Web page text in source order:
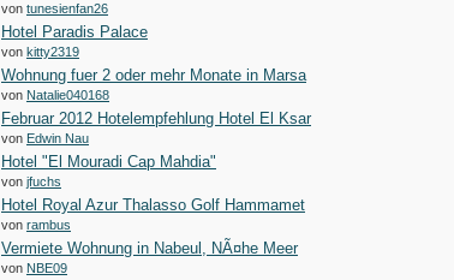
von tunesienfan26
Hotel Paradis Palace
von kitty2319
Wohnung fuer 2 oder mehr Monate in Marsa
von Natalie040168
Februar 2012 Hotelempfehlung Hotel El Ksar
von Edwin Nau
Hotel "El Mouradi Cap Mahdia"
von jfuchs
Hotel Royal Azur Thalasso Golf Hammamet
von rambus
Vermiete Wohnung in Nabeul, NÃ¤he Meer
von NBE09